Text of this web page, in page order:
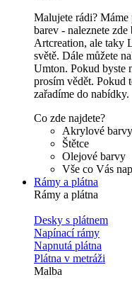
Malujete rádi?
barev - naleznete
Artcreation, ale taky
světě. Dále můžete
Umton. Pokud byste
prosím vědět. Pokud
zařadíme do nabídky.
Co zde najdete?
Akrylové barvy
Štětce
Olejové barvy
Vše co Vás
Rámy a plátna
Rámy a plátna
Desky s plátnem
Napínací rámy
Napnutá plátna
Plátna v metráži
Malba